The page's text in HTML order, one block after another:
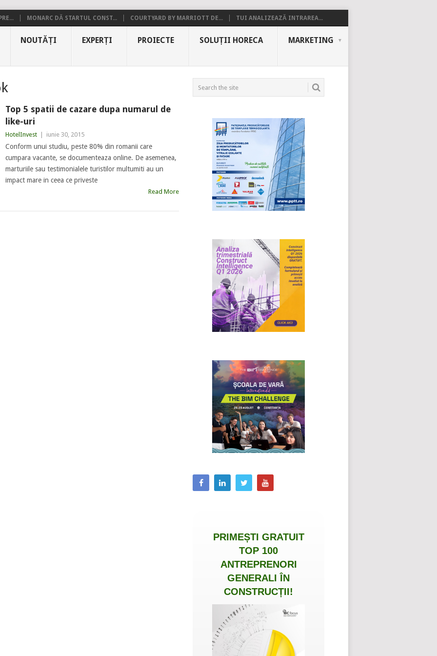
MONARC DĂ STARTUL CONST... COURTYARD BY MARRIOTT DE... TUI ANALIZEAZĂ INTRAREA...
NOUTĂȚI EXPERȚI PROIECTE SOLUȚII HORECA MARKETING
Top 5 spatii de cazare dupa numarul de
like-uri
HotelInvest iunie 30, 2015
Conform unui studiu, peste 80% din romanii care
cumpara vacante, se documenteaza online. De asemenea,
marturiile sau testimonialele turistilor multumiti au un
impact mare in ceea ce priveste
Read More
PRIMEȘTI GRATUIT
TOP 100
ANTREPRENORI
GENERALI ÎN
CONSTRUCȚII!